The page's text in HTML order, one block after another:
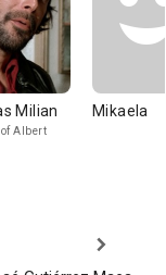
Milian
Albert
Mikaela